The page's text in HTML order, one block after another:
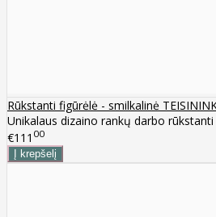
Rūkstanti figūrėlė - smilkalinė
Unikalaus dizaino rankų darbo
€111 00